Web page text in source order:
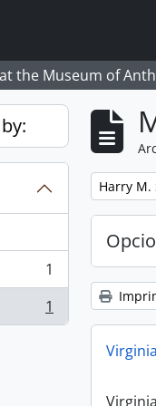
the Museum of
1
1
Remove
Harry M.